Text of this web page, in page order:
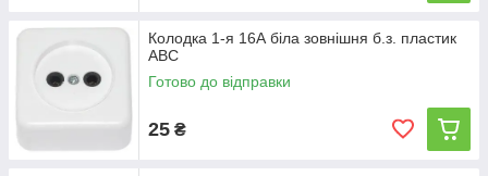
Колодка 1-я 16А біла зовнішня б.з. пластик
АВС
Готово до відправки
25 ₴